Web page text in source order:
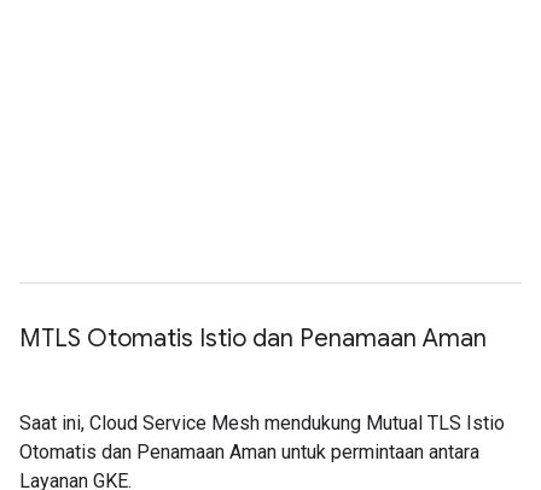
MTLS Otomatis Istio dan Penamaan Aman
Saat ini, Cloud Service Mesh mendukung Mutual TLS Istio
Otomatis dan Penamaan Aman untuk permintaan antara
Layanan GKE.